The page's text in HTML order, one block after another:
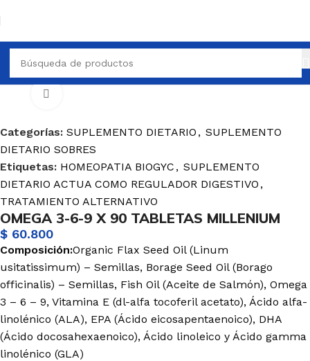
DIETARIO SUPLEMENTO DIETARIO SOBRES
Categorías: SUPLEMENTO DIETARIO , SUPLEMENTO
DIETARIO SOBRES
Etiquetas: HOMEOPATIA BIOGYC , SUPLEMENTO
DIETARIO ACTUA COMO REGULADOR DIGESTIVO ,
TRATAMIENTO ALTERNATIVO
OMEGA 3-6-9 X 90 TABLETAS MILLENIUM
$ 60.800
Composición:Organic Flax Seed Oil (Linum
usitatissimum) – Semillas, Borage Seed Oil (Borago
officinalis) – Semillas, Fish Oil (Aceite de Salmón), Omega
3 – 6 – 9, Vitamina E (dl-alfa tocoferil acetato), Ácido alfa-
linolénico (ALA), EPA (Ácido eicosapentaenoico), DHA
(Ácido docosahexaenoico), Ácido linoleico y Ácido gamma
linolénico (GLA)